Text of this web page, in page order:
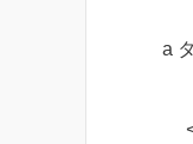
a